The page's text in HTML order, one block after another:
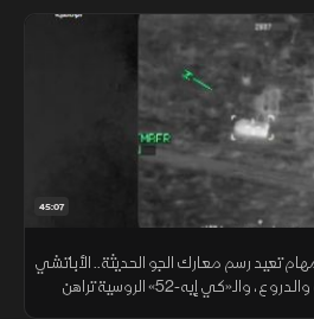
45:07
تعيد رسم معارك الجو الحديثة.. الأباتشي
الأميركية تتفوق بالقوة النارية والدروع، والـ«كي إيه-52» الروسية تراهن